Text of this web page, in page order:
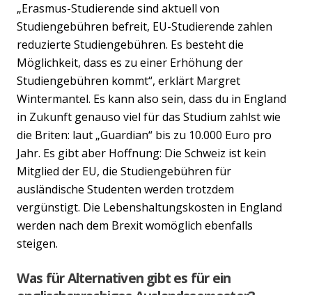
„Erasmus-Studierende sind aktuell von
Studiengebühren befreit, EU-Studierende zahlen
reduzierte Studiengebühren. Es besteht die
Möglichkeit, dass es zu einer Erhöhung der
Studiengebühren kommt“, erklärt Margret
Wintermantel. Es kann also sein, dass du in England
in Zukunft genauso viel für das Studium zahlst wie
die Briten: laut „Guardian“ bis zu 10.000 Euro pro
Jahr. Es gibt aber Hoffnung: Die Schweiz ist kein
Mitglied der EU, die Studiengebühren für
ausländische Studenten werden trotzdem
vergünstigt. Die Lebenshaltungskosten in England
werden nach dem Brexit womöglich ebenfalls
steigen.
Was für Alternativen gibt es für ein